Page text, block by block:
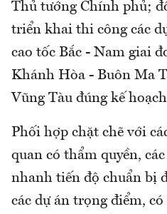
Thủ tướng Chính phủ;
triển khai thi công các
cao tốc Bắc - Nam giai
Khánh Hòa - Buôn Ma
Vũng Tàu đúng kế
Phối hợp chặt chẽ với
quan có thẩm quyền,
nhanh tiến độ chuẩn bị
các dự án trọng điểm,